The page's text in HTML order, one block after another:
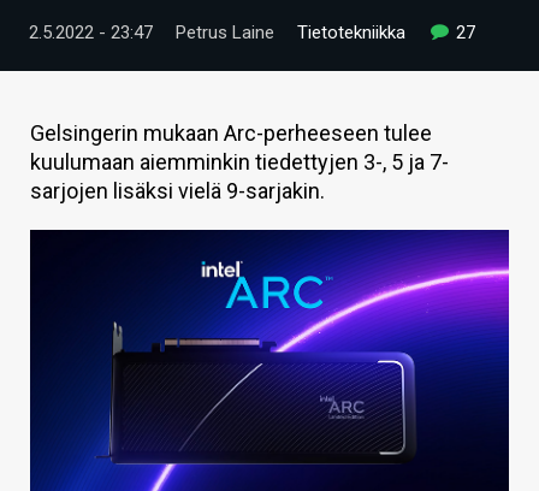
VIDEOT
TECHBBS
TIETOA
HINTA.FI
2.5.2022 - 23:47 Petrus Laine Tietotekniikka 27
Gelsingerin mukaan Arc-perheeseen tulee
kuulumaan aiemminkin tiedettyjen 3-, 5 ja 7-
sarjojen lisäksi vielä 9-sarjakin.